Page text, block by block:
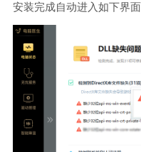
安装完成自动进入如下界面